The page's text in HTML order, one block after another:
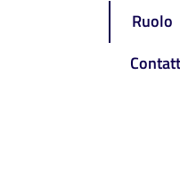
Ruolo